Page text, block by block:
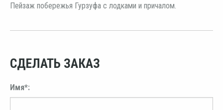
Пейзаж побережья Гурзуфа с лодками и причалом.
СДЕЛАТЬ ЗАКАЗ
Имя*: